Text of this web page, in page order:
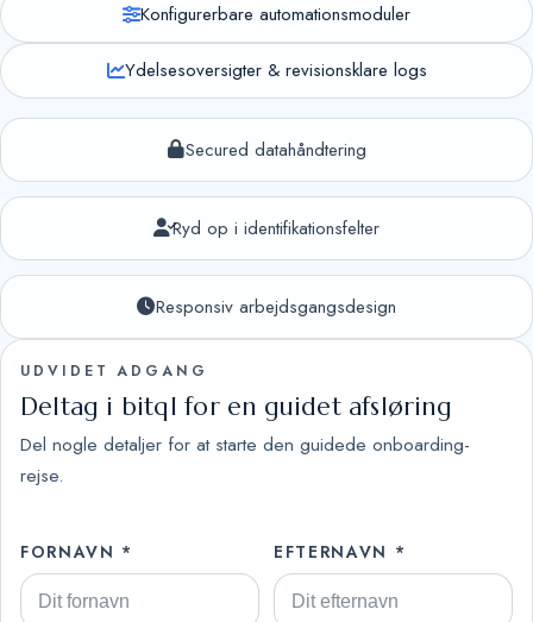
Konfigurerbare automationsmoduler
Ydelsesoversigter & revisionsklare logs
Secured datahåndtering
Ryd op i identifikationsfelter
Responsiv arbejdsgangsdesign
UDVIDET ADGANG
Deltag i bitql for en guidet afsløring
Del nogle detaljer for at starte den guidede onboarding-
rejse.
FORNAVN * EFTERNAVN *